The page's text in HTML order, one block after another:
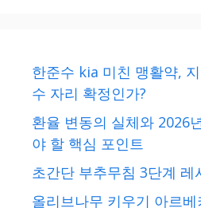
한준수 kia 미친 맹활약,
수 자리 확정인가?
환율 변동의 실체와 2026
야 할 핵심 포인트
초간단 부추무침 3단계 레
올리브나무 키우기 아르